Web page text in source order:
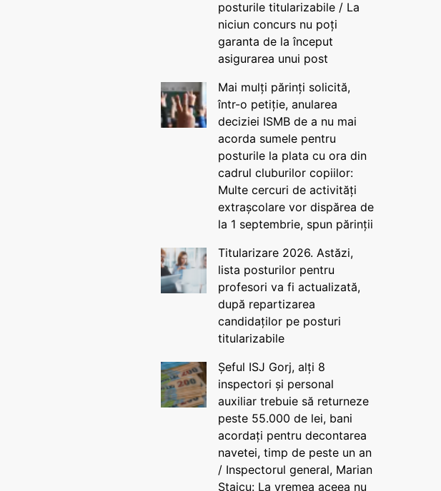
posturile titularizabile / La
niciun concurs nu poți
garanta de la început
asigurarea unui post
Mai mulți părinți solicită,
într-o petiție, anularea
deciziei ISMB de a nu mai
acorda sumele pentru
posturile la plata cu ora din
cadrul cluburilor copiilor:
Multe cercuri de activități
extrașcolare vor dispărea de
la 1 septembrie, spun părinții
Titularizare 2026. Astăzi,
lista posturilor pentru
profesori va fi actualizată,
după repartizarea
candidaților pe posturi
titularizabile
Șeful ISJ Gorj, alți 8
inspectori și personal
auxiliar trebuie să returneze
peste 55.000 de lei, bani
acordați pentru decontarea
navetei, timp de peste un an
/ Inspectorul general, Marian
Staicu: La vremea aceea nu